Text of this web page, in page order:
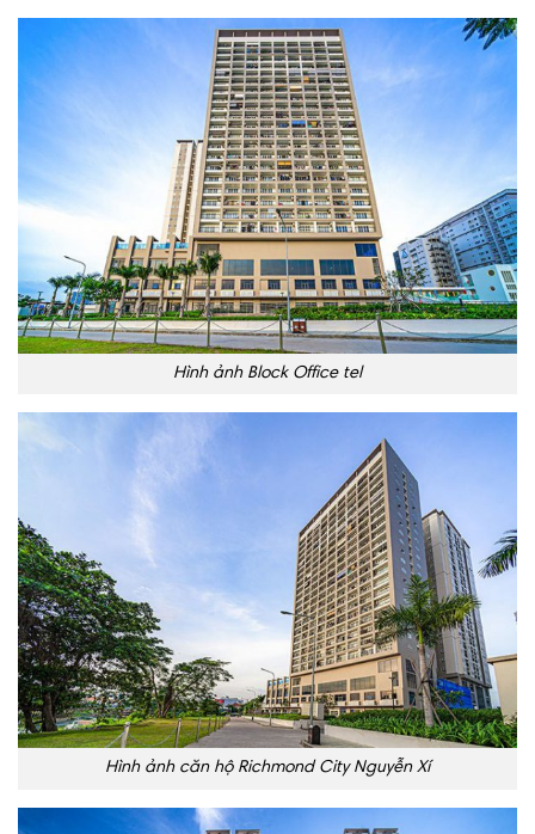
Hình ảnh Block Office tel
Hình ảnh căn hộ Richmond City Nguyễn Xí